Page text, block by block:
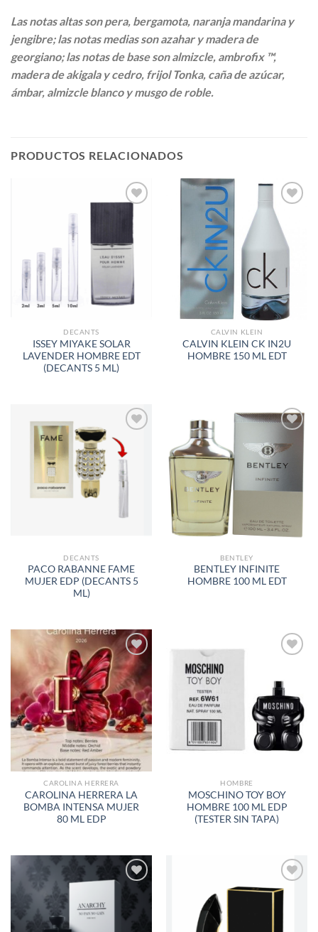
Las notas altas son pera, bergamota, naranja mandarina y
jengibre; las notas medias son azahar y madera de
georgiano; las notas de base son almizcle, ambrofix ™,
madera de akigala y cedro, frijol Tonka, caña de azúcar,
ámbar, almizcle blanco y musgo de roble.
PRODUCTOS RELACIONADOS
AÑADIR
DE
DESEOS
DECANTS
ISSEY MIYAKE SOLAR
LAVENDER HOMBRE EDT
(DECANTS 5 ML)
AÑADIR
A LA
LISTA
CALVIN KLEIN
CALVIN KLEIN CK IN2U
HOMBRE 150 ML EDT
AÑADIR
A LA
DE
DESEOS
DECANTS
PACO RABANNE FAME
MUJER EDP (DECANTS 5
ML)
AÑADIR
A LA
LISTA
DE
DESEOS
BENTLEY
BENTLEY INFINITE
HOMBRE 100 ML EDT
AÑADIR
A LA
LISTA
DE
DESEOS
CAROLINA HERRERA
CAROLINA HERRERA LA
BOMBA INTENSA MUJER
80 ML EDP
A LA
LISTA
DE
DESEOS
HOMBRE
MOSCHINO TOY BOY
HOMBRE 100 ML EDP
(TESTER SIN TAPA)
LISTA
AÑADIR